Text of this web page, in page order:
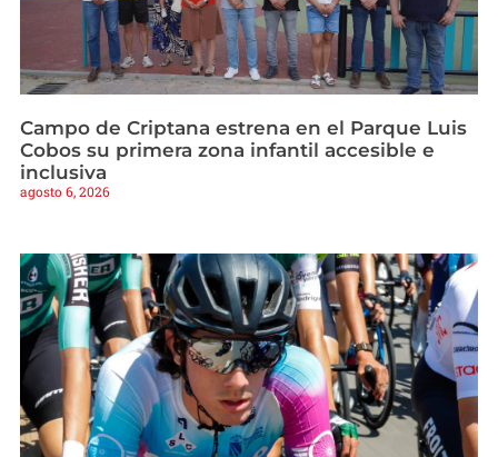
Campo de Criptana estrena en el Parque Luis
Cobos su primera zona infantil accesible e
inclusiva
agosto 6, 2026